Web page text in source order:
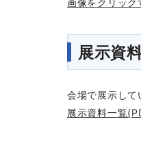
画像をクリック
展示資
会場で展示して
展示資料一覧